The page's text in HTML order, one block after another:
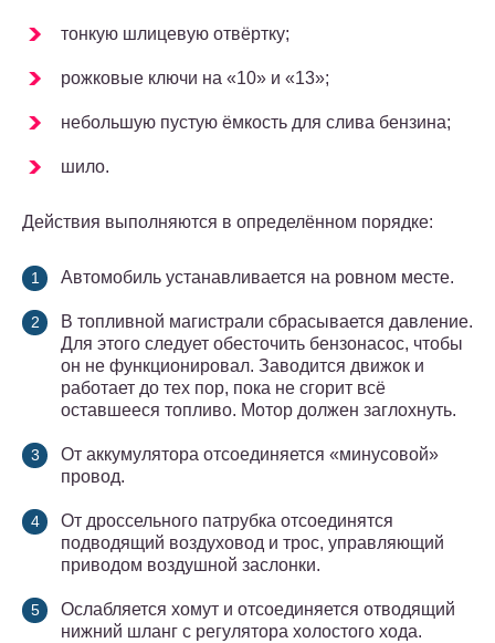
тонкую шлицевую отвёртку;
рожковые ключи на «10» и «13»;
небольшую пустую ёмкость для слива бензина;
шило.
Действия выполняются в определённом порядке:
Автомобиль устанавливается на ровном месте.
В топливной магистрали сбрасывается давление.
Для этого следует обесточить бензонасос, чтобы
он не функционировал. Заводится движок и
работает до тех пор, пока не сгорит всё
оставшееся топливо. Мотор должен заглохнуть.
От аккумулятора отсоединяется «минусовой»
провод.
От дроссельного патрубка отсоединятся
подводящий воздуховод и трос, управляющий
приводом воздушной заслонки.
Ослабляется хомут и отсоединяется отводящий
нижний шланг с регулятора холостого хода.